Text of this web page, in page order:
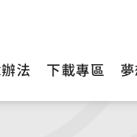
法 下載專區